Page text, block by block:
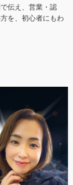
伝え、営業・認
を、初心者にもわ